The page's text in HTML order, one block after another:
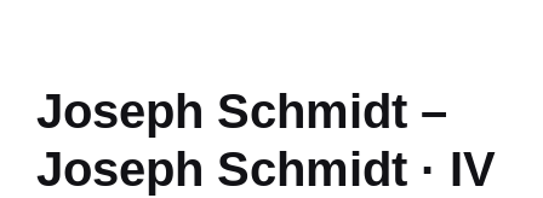
Joseph Schmidt –
Joseph Schmidt · IV